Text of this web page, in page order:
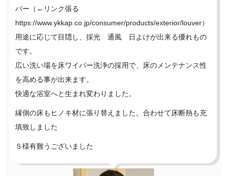
バー（←リンク張る
https://www.ykkap.co.jp/consumer/products/exterior/louver）
用途に応じて目隠し、採光 通風 日よけが出来る優れもの
です。
広い洗い場を床ワイパー洗浄の採用で、床のメンテナンス性
を高める事が出来ます。
快適な浴室へと生まれ変わりました。
縁側の床もヒノキ材に張り替えました。合わせて床断熱も充
填致しました
Ｓ様有難うございました